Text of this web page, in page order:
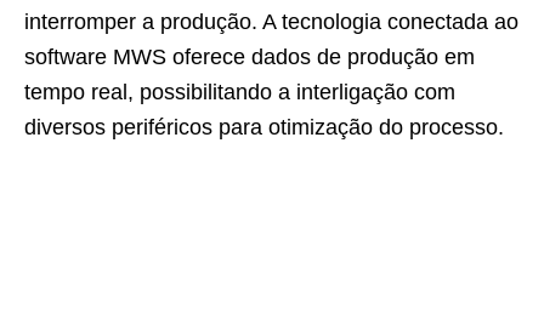
interromper a produção. A tecnologia conectada ao
software MWS oferece dados de produção em
tempo real, possibilitando a interligação com
diversos periféricos para otimização do processo.